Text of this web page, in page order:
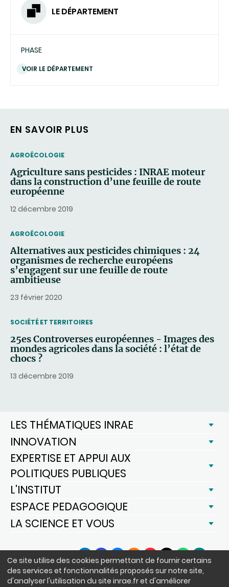
Ce site utilise des cookies permettant de fournir certains
des services et fonctionnalités proposés sur notre site,
d'analyser l'utilisation du site inrae.fr et d'améliorer
LE DÉPARTEMENT
PHASE
VOIR LE DÉPARTEMENT
EN SAVOIR PLUS
THEMATIC
AGROÉCOLOGIE
Agriculture sans pesticides : INRAE moteur
dans la construction d’une feuille de route
européenne
12 décembre 2019
THEMATIC
AGROÉCOLOGIE
Alternatives aux pesticides chimiques : 24
organismes de recherche européens
s’engagent sur une feuille de route
ambitieuse
23 février 2020
THEMATIC
SOCIÉTÉ ET TERRITOIRES
25es Controverses européennes - Images des
mondes agricoles dans la société : l’état de
chocs ?
13 décembre 2019
LES THÉMATIQUES INRAE
INNOVATION
EXPERTISE ET APPUI AUX
POLITIQUES PUBLIQUES
L'INSTITUT
ESPACE PEDAGOGIQUE
LA SCIENCE ET VOUS
SUIVEZ-NOUS
LinkedInFacebook
BlueSkyInstagram
YouTube
X WhatsAppPodcasts